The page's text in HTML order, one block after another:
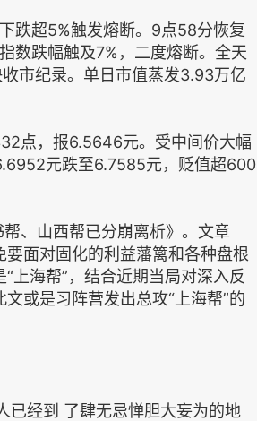
跌超5%触发熔断。9点58分恢复
数跌幅触及7%，二度熔断。全天
市纪录。单日市值蒸发3.93万亿
点，报6.5646元。受中间价大幅
元跌至6.7585元，贬值超600
、山西帮已分崩离析》。文章
面对固化的利益藩篱和各种盘根
上海帮”，结合近期当局对深入反
或是习阵营发出总攻“上海帮”的
已经到 了肆无忌惮胆大妄为的地